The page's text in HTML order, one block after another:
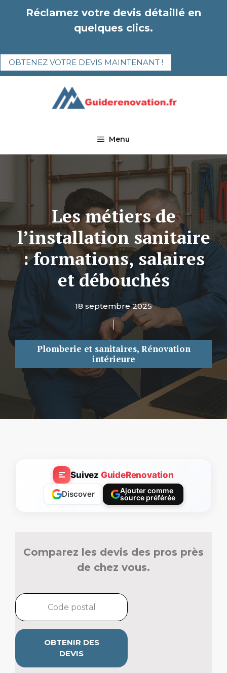
Réclamez votre devis détaillé en
quelques clics.
OBTENEZ VOTRE DEVIS MAINTENANT !
Menu
Les métiers de
l’installation sanitaire
: formations, salaires
et débouchés
18 septembre 2025
Plomberie et sanitaires, Rénovation
intérieure
Suivez GuideRenovation
Discover
Ajouter comme
source préférée
Comparez les devis des pros près
de chez vous.
OBTENIR DES
DEVIS